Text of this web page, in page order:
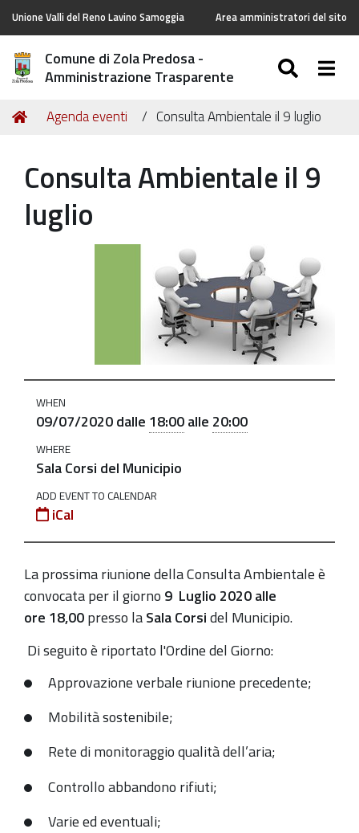
Unione Valli del Reno Lavino Samoggia Area amministratori del sito
Comune di Zola Predosa -
Amministrazione Trasparente
Tu
Home
Agenda eventi Consulta Ambientale il 9 luglio
Consulta Ambientale il 9
luglio
https://old.comune.zolapredosa.bo.it/events/consulta-
luglio
07-
09T18:00:00+02:00
07-
09T20:00:00+02:00
WHEN
09/07/2020dalle 18:00alle 20:00
WHERE
Sala Corsi del Municipio
ADD EVENT TO CALENDAR
iCal
La prossima riunione della Consulta Ambientale è
convocata per il giorno 9 Luglio 2020alle
ore 18,00presso laSala Corsidel Municipio.
Di seguito è riportato l'Ordine del Giorno:
Approvazione verbale riunione precedente;
Mobilità sostenibile;
Rete di monitoraggio qualità dell’aria;
Controllo abbandono rifiuti;
Varie ed eventuali;